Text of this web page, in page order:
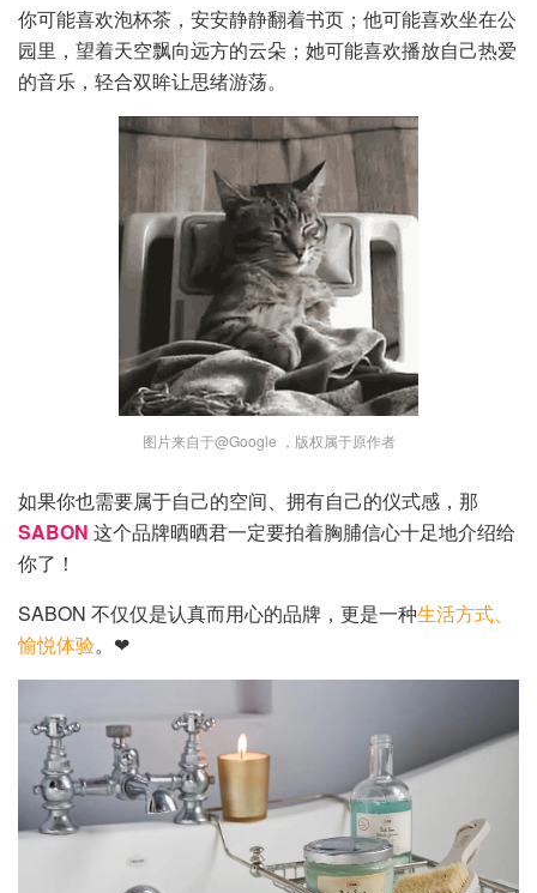
你可能喜欢泡杯茶，安安静静翻着书页；他可能喜欢坐在公
园里，望着天空飘向远方的云朵；她可能喜欢播放自己热爱
的音乐，轻合双眸让思绪游荡。
图片来自于@Google ，版权属于原作者
如果你也需要属于自己的空间、拥有自己的仪式感，那
SABON 这个品牌晒晒君一定要拍着胸脯信心十足地介绍给
你了！
SABON 不仅仅是认真而用心的品牌，更是一种生活方式、
愉悦体验。❤